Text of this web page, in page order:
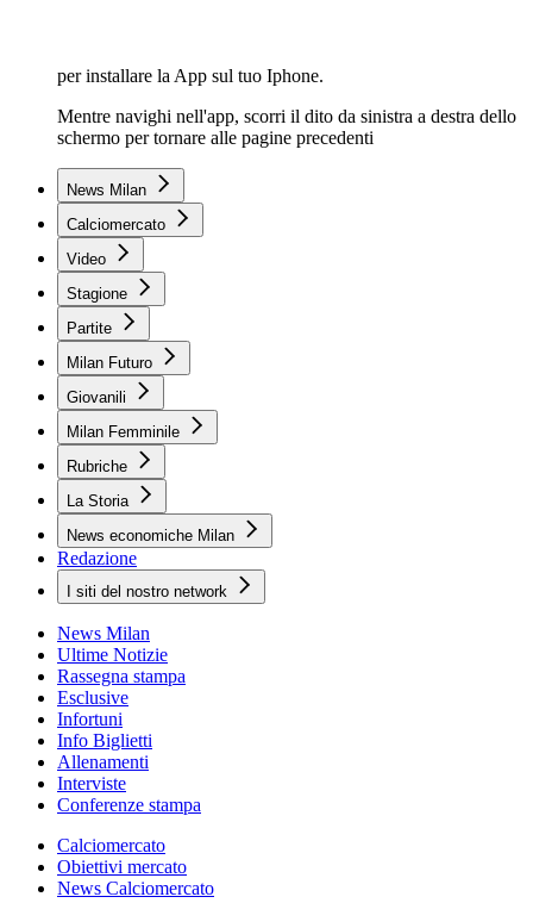
per installare la App sul tuo Iphone.
Mentre navighi nell'app, scorri il dito da sinistra a destra dello
schermo per tornare alle pagine precedenti
News Milan
Calciomercato
Video
Stagione
Partite
Milan Futuro
Giovanili
Milan Femminile
Rubriche
La Storia
News economiche Milan
Redazione
I siti del nostro network
News Milan
Ultime Notizie
Rassegna stampa
Esclusive
Infortuni
Info Biglietti
Allenamenti
Interviste
Conferenze stampa
Calciomercato
Obiettivi mercato
News Calciomercato